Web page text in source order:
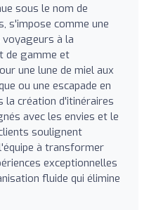
sous le nom de
s'impose comme une
à la
de gamme et
une lune de miel aux
ou une escapade en
la création d'itinéraires
avec les envies et le
soulignent
à transformer
exceptionnelles
fluide qui élimine